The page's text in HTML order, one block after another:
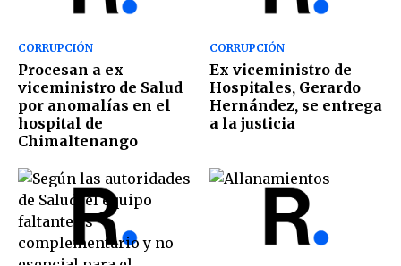
CORRUPCIÓN
Procesan a ex
viceministro de Salud
por anomalías en el
hospital de
Chimaltenango
CORRUPCIÓN
Ex viceministro de
Hospitales, Gerardo
Hernández, se entrega
a la justicia